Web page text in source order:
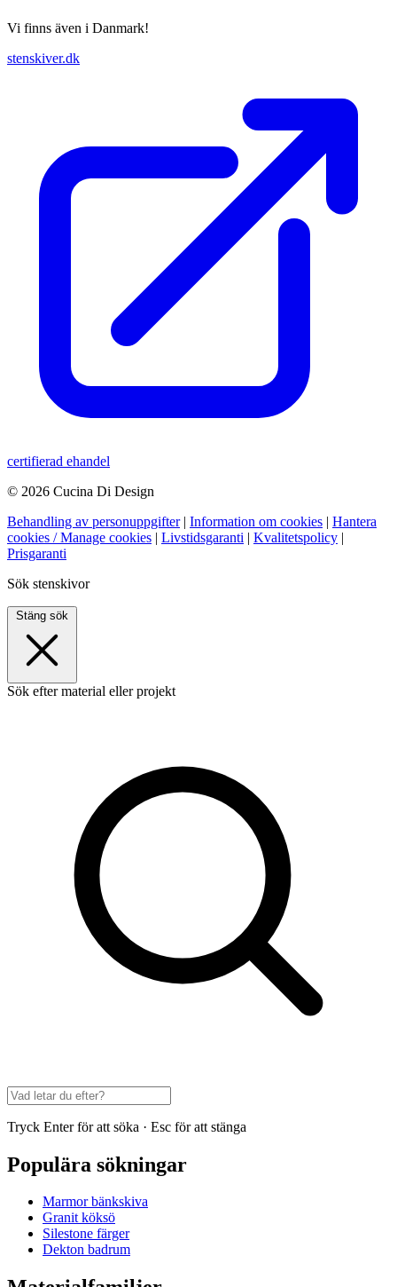
Vi finns även i Danmark!
stenskiver.dk
certifierad ehandel
© 2026 Cucina Di Design
Behandling av personuppgifter | Information om cookies | Hantera
cookies / Manage cookies | Livstidsgaranti | Kvalitetspolicy |
Prisgaranti
Sök stenskivor
Stäng sök
Sök efter material eller projekt
Tryck Enter för att söka · Esc för att stänga
Populära sökningar
Marmor bänkskiva
Granit köksö
Silestone färger
Dekton badrum